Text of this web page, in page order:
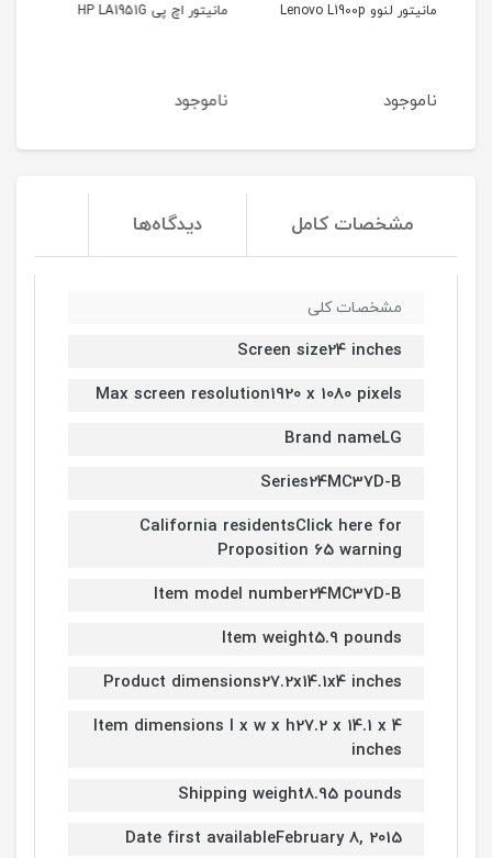
مانیتور اچ پی HP LA1951G
ناموجود
مانیتور سامسونگ Samsung
ناموجود
مشخصات کامل دیدگاه‌ها
مشخصات کلی
Screen size24 inches
Max screen resolution1920 x 1080 pixels
Brand nameLG
Series24MC37D-B
California residentsClick here for
Proposition 65 warning
Item model number24MC37D-B
Item weight5.9 pounds
Product dimensions27.2x14.1x4 inches
Item dimensions l x w x h27.2 x 14.1 x 4
inches
Shipping weight8.95 pounds
Date first availableFebruary 8, 2015